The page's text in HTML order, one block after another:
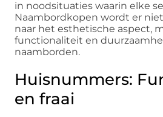
in noodsituaties waarin elke
Naambordkopen wordt er
naar het esthetische aspect,
functionaliteit en
naamborden.
Huisnummers:
en fraai